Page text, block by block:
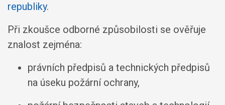
republiky.
Při zkoušce odborné způsobilosti se ověřuje
znalost zejména:
právních předpisů a technických předpisů
na úseku požární ochrany,